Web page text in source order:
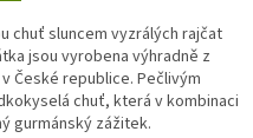
chuť sluncem vyzrálých rajčat
jsou vyrobena výhradně z
České republice. Pečlivým
chuť, která v kombinaci
gurmánský zážitek.